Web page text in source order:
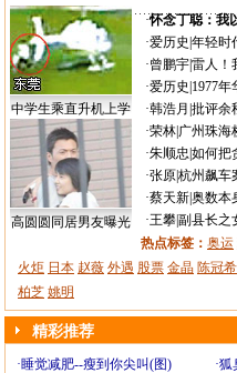
中学生乘直升机上学
高圆圆同居男友曝光
·怀念丁聪：我
·爱历史 年轻时
·曾鹏宇|雷人！
·爱历史 1977年
·韩浩月 批评余
·荣林| 广州珠海
·朱顺忠 如何把
·张原|杭州飙车
·蔡天新|奥数本
·王攀|副县长之
热点标签： 奥运
火炬 日本 赵薇 外遇 股票 金晶 陈冠希
柏芝 姚明
精彩推荐
·睡觉减肥--瘦到你尖叫(图) ·狐